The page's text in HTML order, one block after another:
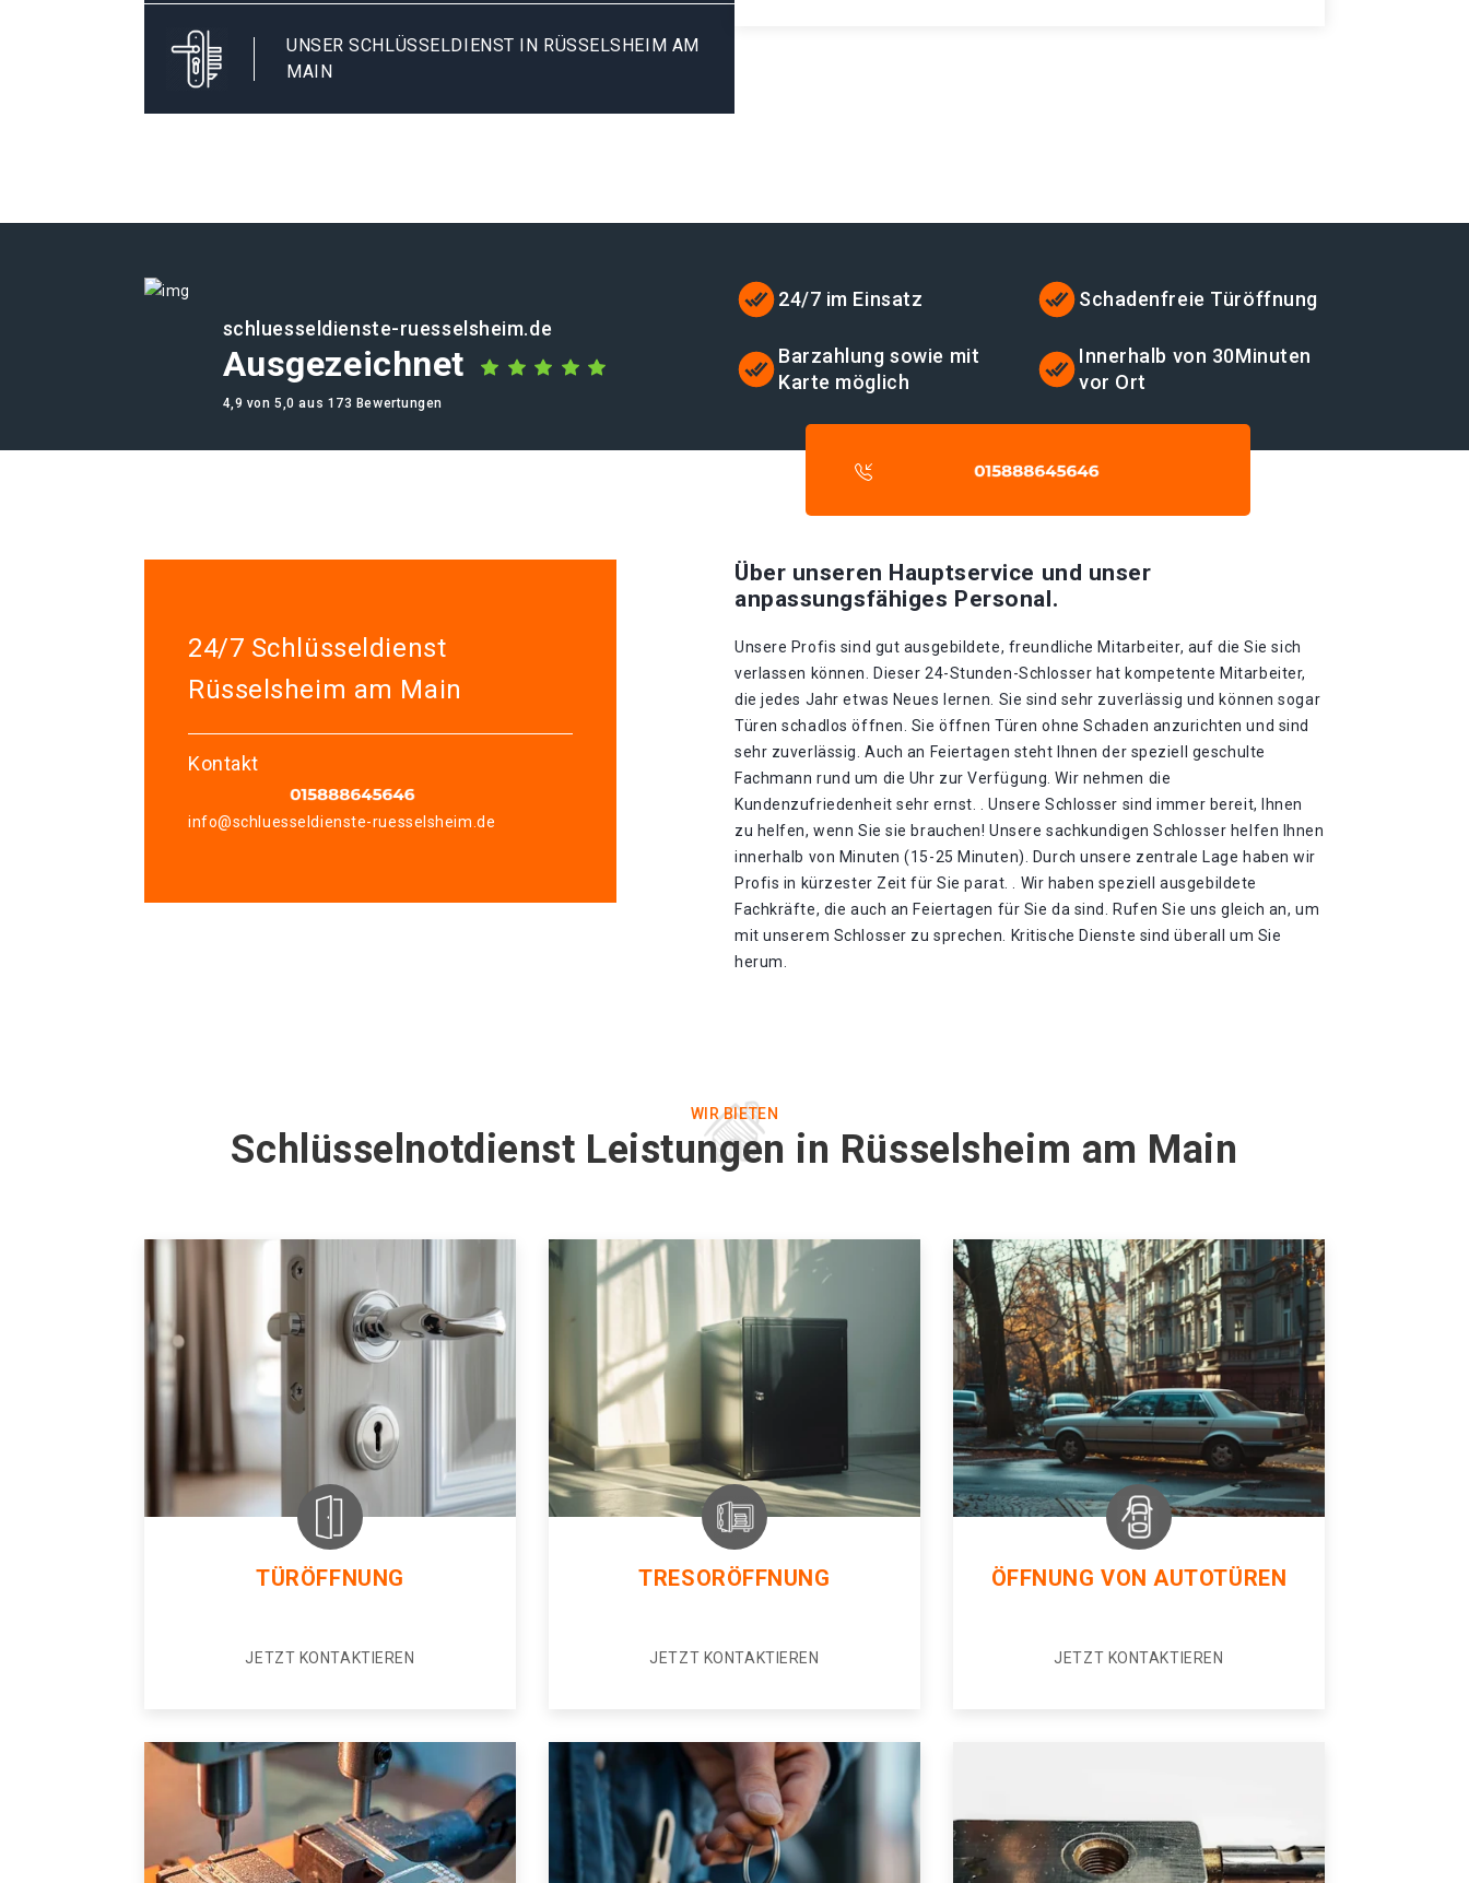
UNSER SCHLÜSSELDIENST IN RÜSSELSHEIM AM
MAIN
schluesseldienste-ruesselsheim.de
Ausgezeichnet
4,9 von 5,0 aus 173 Bewertungen
24/7 im Einsatz Schadenfreie Türöffnung
Barzahlung sowie mit
Karte möglich
Innerhalb von 30Minuten
vor Ort
24/7 Schlüsseldienst
Rüsselsheim am Main
Kontakt
info@schluesseldienste-ruesselsheim.de
Über unseren Hauptservice und unser
anpassungsfähiges Personal.
Unsere Profis sind gut ausgebildete, freundliche Mitarbeiter, auf die Sie sich
verlassen können. Dieser 24-Stunden-Schlosser hat kompetente Mitarbeiter,
die jedes Jahr etwas Neues lernen. Sie sind sehr zuverlässig und können sogar
Türen schadlos öffnen. Sie öffnen Türen ohne Schaden anzurichten und sind
sehr zuverlässig. Auch an Feiertagen steht Ihnen der speziell geschulte
Fachmann rund um die Uhr zur Verfügung. Wir nehmen die
Kundenzufriedenheit sehr ernst. . Unsere Schlosser sind immer bereit, Ihnen
zu helfen, wenn Sie sie brauchen! Unsere sachkundigen Schlosser helfen Ihnen
innerhalb von Minuten (15-25 Minuten). Durch unsere zentrale Lage haben wir
Profis in kürzester Zeit für Sie parat. . Wir haben speziell ausgebildete
Fachkräfte, die auch an Feiertagen für Sie da sind. Rufen Sie uns gleich an, um
mit unserem Schlosser zu sprechen. Kritische Dienste sind überall um Sie
herum.
WIR BIETEN
Schlüsselnotdienst Leistungen in Rüsselsheim am Main
TÜRÖFFNUNG
JETZT KONTAKTIEREN
TRESORÖFFNUNG
JETZT KONTAKTIEREN
ÖFFNUNG VON AUTOTÜREN
JETZT KONTAKTIEREN